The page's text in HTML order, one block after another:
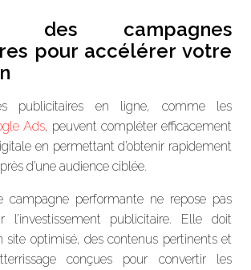
des campagnes
pour accélérer votre
publicitaires en ligne, comme les
Ads, peuvent compléter efficacement
en permettant d’obtenir rapidement
d’une audience ciblée.
campagne performante ne repose pas
l’investissement publicitaire. Elle doit
site optimisé, des contenus pertinents et
conçues pour convertir les